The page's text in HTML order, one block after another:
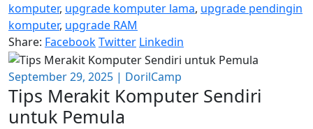
komputer, upgrade komputer lama, upgrade pendingin
komputer, upgrade RAM
Share: FacebookTwitter Linkedin
September 29, 2025 | DorilCamp
Tips Merakit Komputer Sendiri
untuk Pemula